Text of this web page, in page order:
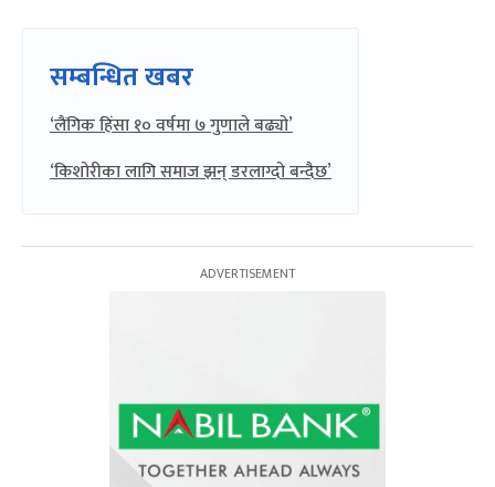
सम्बन्धित खबर
‘लैंगिक हिंसा १० वर्षमा ७ गुणाले बढ्यो’
‘किशोरीका लागि समाज झन् डरलाग्दो बन्दैछ’